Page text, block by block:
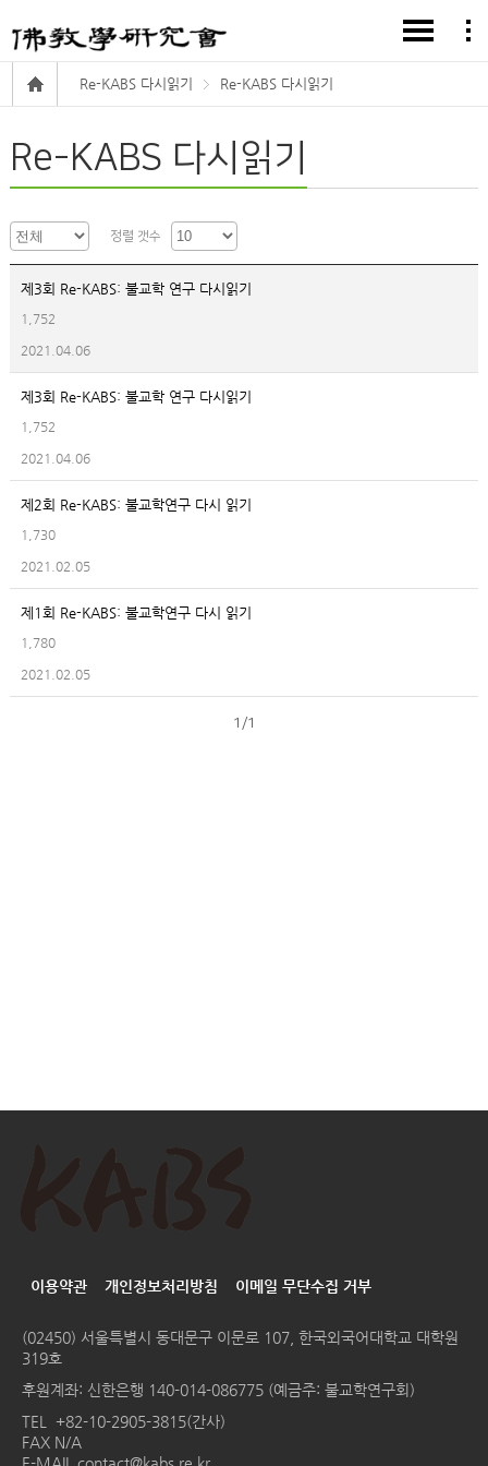
Re-KABS 다시읽기 Re-KABS 다시읽기
Re-KABS 다시읽기
정렬 갯수
제3회 Re-KABS: 불교학 연구 다시읽기
1,752
2021.04.06
제3회 Re-KABS: 불교학 연구 다시읽기
1,752
2021.04.06
제2회 Re-KABS: 불교학연구 다시 읽기
1,730
2021.02.05
제1회 Re-KABS: 불교학연구 다시 읽기
1,780
2021.02.05
1/1
이용약관 개인정보처리방침 이메일 무단수집 거부
(02450) 서울특별시 동대문구 이문로 107, 한국외국어대학교 대학원
319호
후원계좌: 신한은행 140-014-086775 (예금주: 불교학연구회)
TEL +82-10-2905-3815(간사)
FAX N/A